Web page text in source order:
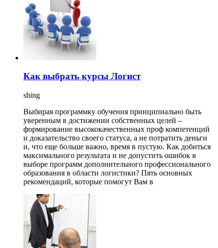
Как выбрать курсы Логист
shing
Выбирая программку обучения принципиально быть
уверенным в достижении собственных целей –
формирование высококачественных проф компетенций
и доказательство своего статуса, а не потратить деньги
и, что еще больше важно, время в пустую. Как добиться
максимального результата и не допустить ошибок в
выборе программ дополнительного профессионального
образования в области логистики? Пять основных
рекомендаций, которые помогут Вам в